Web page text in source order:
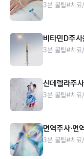
3분 꿀팁#치료
비타민D주
3분 꿀팁#치료
신데렐라주
3분 꿀팁#치료
면역주사·면
3분 꿀팁#치료